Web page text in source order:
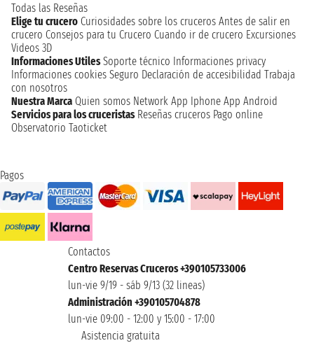
Todas las Reseñas
Elige tu crucero Curiosidades sobre los cruceros Antes de salir en
crucero Consejos para tu Crucero Cuando ir de crucero Excursiones
Videos 3D
Informaciones Utiles Soporte técnico Informaciones privacy
Informaciones cookies Seguro Declaración de accesibilidad Trabaja
con nosotros
Nuestra Marca Quien somos Network App Iphone App Android
Servicios para los cruceristas Reseñas cruceros Pago online
Observatorio Taoticket
Pagos
Contactos
Centro Reservas Cruceros +390105733006
lun-vie 9/19 - sáb 9/13 (32 lineas)
Administración +390105704878
lun-vie 09:00 - 12:00 y 15:00 - 17:00
Asistencia gratuita